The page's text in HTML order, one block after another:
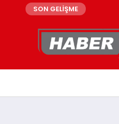
SON GELİŞME